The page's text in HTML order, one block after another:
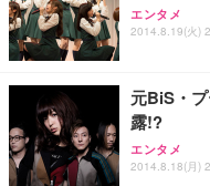
エンタメ
2014.8.19(火)
元BiS・
露!?
エンタメ
2014.8.18(月)